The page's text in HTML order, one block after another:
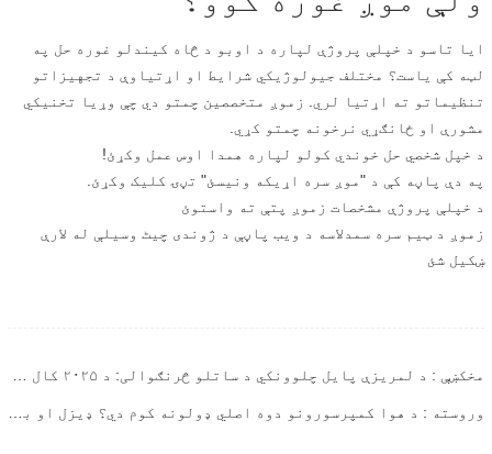
ایا تاسو د خپلې پروژې لپاره د اوبو د څاه کیندلو غوره حل په
لټه کې یاست؟ مختلف جیولوژیکي شرایط او اړتیاوې د تجهیزاتو
تنظیماتو ته اړتیا لري. زموږ متخصصین چمتو دي چې وړیا تخنیکي
مشورې او ځانګړي نرخونه چمتو کړي.
د خپل شخصي حل خوندي کولو لپاره همدا اوس عمل وکړئ!
په دې پاڼه کې د "موږ سره اړیکه ونیسئ" تڼۍ کلیک وکړئ.
د خپلې پروژې مشخصات زموږ پتې ته واستوئ
زموږ د ټیم سره سمدلاسه د ویب پاڼې د ژوندی چیٹ وسیلې له لارې
ښکیل شئ